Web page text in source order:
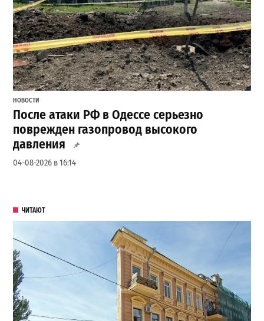
НОВОСТИ
После атаки РФ в Одессе серьезно
поврежден газопровод высокого
давления
04-08-2026 в 16:14
ЧИТАЮТ